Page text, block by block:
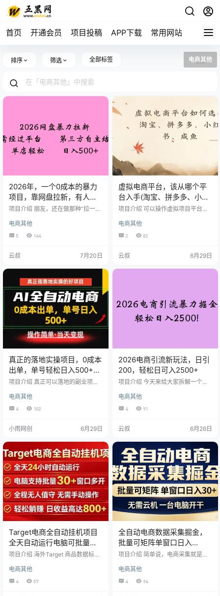
首页 开通会员 项目投稿 APP下载 常用网站
排序 筛选 全部标签 电商其他
2026年，一个0成本的暴力
项目，靠网盘拉新，有人一
天就赚了500+，模式可复制
项目介绍 朋友，还在做那种“拉一个
有一个项目，能让你一次分享，持
续收益，甚至躺着都能收钱！🤫 这
个项目，就是【网盘掘金】——我
天4000+！💰 我将用三节免费课，
拒绝的3大“稀缺资源”！ 引流实操：
把“诱饵”撒向闲鱼、小红书两大鱼
塘！ 终极变现：从“流量管道”升级
为你…
电商其他
5 144
云叔 7月20日
虚拟电商平台，该从哪个平
台入手(淘宝、拼多多、小红
书)全攻略日入1000！
项目介绍 可以操作虚拟项目平台很
并且操作玩法也不一样。所以新手
操作前，需要根据自己情况，来选
择适合自己平台来操作。今天这期
势，给你新手推荐。给出系统建
电商其他
2 82
云叔 6月29日
真正的落地实操项目，0成本
出单，单号轻松日入500+，
长期稳定！
项目介绍 真正可以落地的副业项
+，24小时出单，全流程托管AI，项
目逻辑很简单，我们将传统电商和AI
相结合起来，在保证出单变现的前
率，节约至少我们90%的时间成
应的，收入也是成倍增加的。废话
我就不多说了，大家赶紧去看实
操，期待大家的好消息！ 课程目录
项目介绍 前期准备 项目…
电商其他
4 102
小雨网创 6月29日
2026电商引流新玩法，日引
200，轻松日可入2500+
项目介绍 今天来给大家拆解一个关
课程里面非常的详细，一共包含了 6
节课程，从账号如何搭建，电商平
台的介绍，以及创业粉如何在拼多
种变现在课程中都会跟大家说。外
流付费粉的全流程，本质上就是通
过电商开设虚拟店铺，然后上架一
些虚拟产品从而进行卖货出单，但
是实际上我们要的并不是卖的一单
几块钱的利润，而是通过这种形式…
电商其他
4 91
云叔 6月26日
Target电商全自动挂机项目
全天自动运行电脑可批量
30+窗口运行日收益入800+
项目介绍 海外Target 商品数据标注
收益20+ 电脑可批量运行纯绿色项
目 项目介绍 1；平台介绍 Target平
台是一个综合性的零售平台，结合
电商其他
4 57
全自动电商数据采集掘金，
批量可矩阵单窗口日入
30+，无需云机一台电脑开
项目介绍 简单说，电商采集就是电
流量排名，而付费请人用真实账号
去浏览商品或店铺。比如，你浏览
个商品链接，商家获得流量权重，
电商其他
4 94